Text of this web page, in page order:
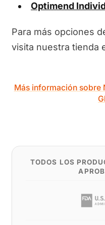
Optimend
Para más opciones
visita nuestra tienda
Más información sobre
TODOS LOS